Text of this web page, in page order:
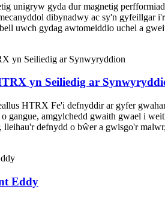
unigryw gyda dur magnetig
dibynadwy ac sy'n gyfeillgar
uwch gydag awtomeiddio uchel a
yn Seiliedig ar
HTRX Fe'i defnyddir ar gyfer
o gangue, amgylchedd gwaith gwael i
defnydd o bŵer a gwisgo'r
Eddy